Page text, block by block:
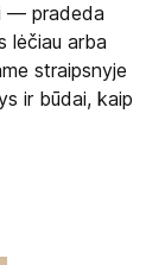
— pradeda
lėčiau arba
straipsnyje
ir būdai, kaip